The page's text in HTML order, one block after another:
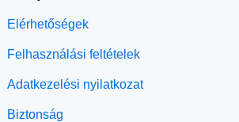
Elérhetőségek
Felhasználási feltételek
Adatkezelési nyilatkozat
Biztonság